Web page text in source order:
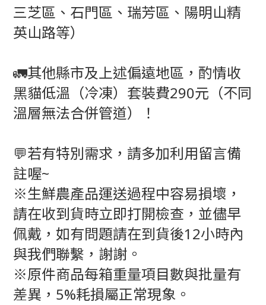
三芝區、石門區、瑞芳區、陽明山精
英山路等）
🚛其他縣市及上述偏遠地區，酌情收
黑貓低溫（冷凍）套裝費290元（不同
溫層無法合併管道）！
💬若有特別需求，請多加利用留言備
註喔~
※生鮮農產品運送過程中容易損壞，
請在收到貨時立即打開檢查，並儘早
佩戴，如有問題請在到貨後12小時內
與我們聯繫，謝謝。
※原件商品每箱重量項目數與批量有
差異，5%耗損屬正常現象。